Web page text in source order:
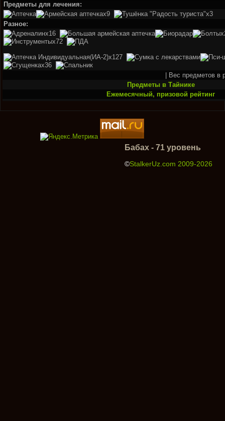
Предметы для лечения:
x9
x3
Разное:
x16
x72
x127
x36
| Вес предметов в
Предметы в Тайнике
Ежемесячный, призовой рейтинг
Бабах - 71 уровень
©StalkerUz.com 2009-2026